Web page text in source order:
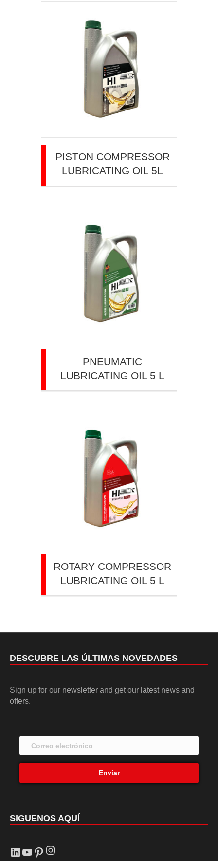
PISTON COMPRESSOR
LUBRICATING OIL 5L
PNEUMATIC
LUBRICATING OIL 5 L
ROTARY COMPRESSOR
LUBRICATING OIL 5 L
DESCUBRE LAS ÚLTIMAS NOVEDADES
Sign up for our newsletter and get our latest news and
offers.
Enviar
SIGUENOS AQUÍ
LinkedIn
YouTube
Pinterest
Instagram